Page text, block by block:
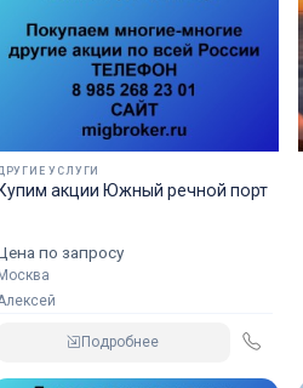
Зарайск,
Чехов,
не
УСЛУГИ
Купим акции Южный речной порт
по запросу
Подробнее